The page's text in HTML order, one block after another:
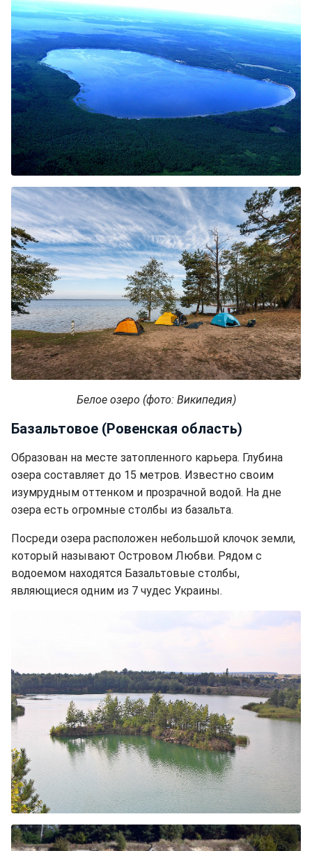
Белое озеро (фото: Википедия)
Базальтовое (Ровенская область)
Образован на месте затопленного карьера. Глубина
озера составляет до 15 метров. Известно своим
изумрудным оттенком и прозрачной водой. На дне
озера есть огромные столбы из базальта.
Посреди озера расположен небольшой клочок земли,
который называют Островом Любви. Рядом с
водоемом находятся Базальтовые столбы,
являющиеся одним из 7 чудес Украины.